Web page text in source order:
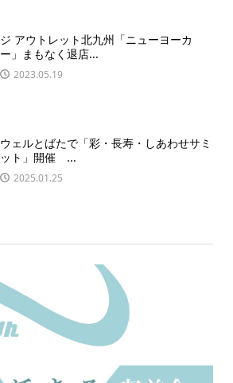
ジ アウトレット北九州「ニューヨーカ
ー」まもなく退店...
2023.05.19
ウェルとばたで「彩・長寿・しあわせサミ
ット」開催 ...
2025.01.25